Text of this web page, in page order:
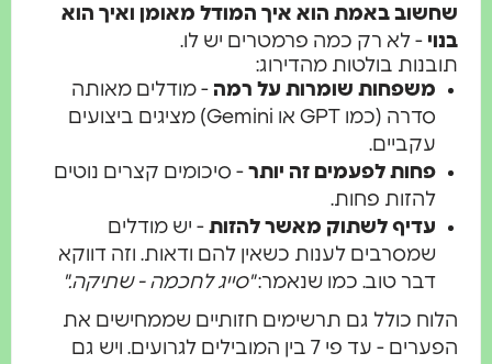
שחשוב באמת הוא איך המודל מאומן ואיך הוא
בנוי- לא רק כמה פרמטרים יש לו.
תובנות בולטות מהדירוג:
משפחות שומרות על רמה- מודלים מאותה
סדרה (כמו GPT או Gemini) מציגים ביצועים
עקביים.
פחות לפעמים זה יותר- סיכומים קצרים נוטים
להזות פחות.
עדיף לשתוק מאשר להזות- יש מודלים
שמסרבים לענות כשאין להם ודאות. וזה דווקא
דבר טוב. כמו שנאמר:"סייג לחכמה - שתיקה."
הלוח כולל גם תרשימים חזותיים שממחישים את
הפערים - עד פי 7 בין המובילים לגרועים. ויש גם